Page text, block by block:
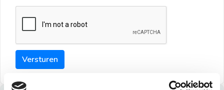
Versturen